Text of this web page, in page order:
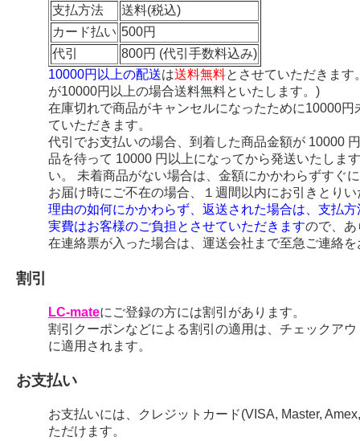
支払方法
送料(税込)
カード払い 500円
代引
800円 (代引手数料込み)
10000円以上の配送は送料無料とさせていただきま
が10000円以上の場合送料無料といたします。)
在庫切れで商品がキャンセルになったために10000
ていただきます。
代引でお支払いの場合、到着した商品金額が 10000
品を待って 10000 円以上になってから発送いたしま
い。 未着商品がない場合は、金額にかかわらずすぐ
お届け時にご不在の場合、１週間以内にお引きとり
理由の如何にかかわらず、返送された場合は、支払
実費はお客様のご負担とさせていただきますので、あ
在連絡票が入った場合は、運送会社まで至急ご連絡
割引
LC-mateにご登録の方には割引があります。
割引クーポンなどによる割引の適用は、チェックア
に適用されます。
お支払い
お支払いには、クレジットカード(VISA, Master,
ただけます。